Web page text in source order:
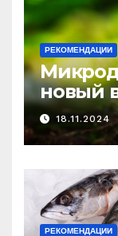
РЕКОМЕНДАЦИИ
новый
18.11.2024
РЕКОМЕНДАЦИИ